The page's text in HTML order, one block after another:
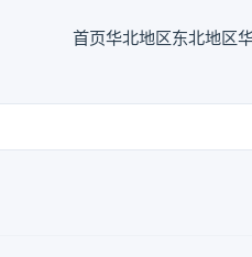
首页华北地区东北地区